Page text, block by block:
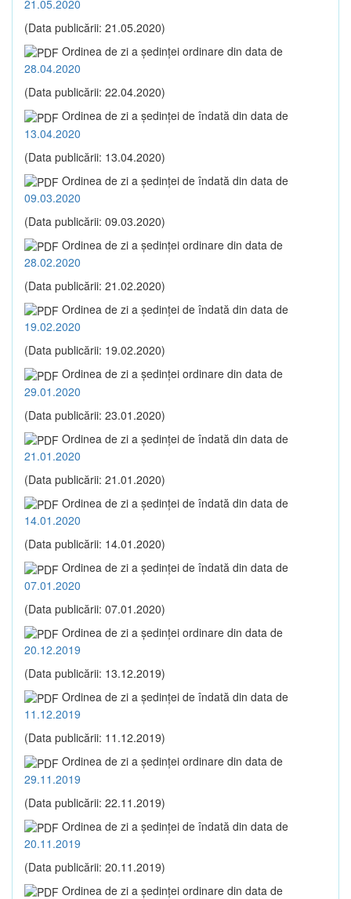
21.05.2020
(Data publicării: 21.05.2020)
Ordinea de zi a şedinţei ordinare din data de
28.04.2020
(Data publicării: 22.04.2020)
Ordinea de zi a şedinţei de îndată din data de
13.04.2020
(Data publicării: 13.04.2020)
Ordinea de zi a şedinţei de îndată din data de
09.03.2020
(Data publicării: 09.03.2020)
Ordinea de zi a şedinţei ordinare din data de
28.02.2020
(Data publicării: 21.02.2020)
Ordinea de zi a şedinţei de îndată din data de
19.02.2020
(Data publicării: 19.02.2020)
Ordinea de zi a şedinţei ordinare din data de
29.01.2020
(Data publicării: 23.01.2020)
Ordinea de zi a şedinţei de îndată din data de
21.01.2020
(Data publicării: 21.01.2020)
Ordinea de zi a şedinţei de îndată din data de
14.01.2020
(Data publicării: 14.01.2020)
Ordinea de zi a şedinţei de îndată din data de
07.01.2020
(Data publicării: 07.01.2020)
Ordinea de zi a şedinţei ordinare din data de
20.12.2019
(Data publicării: 13.12.2019)
Ordinea de zi a şedinţei de îndată din data de
11.12.2019
(Data publicării: 11.12.2019)
Ordinea de zi a şedinţei ordinare din data de
29.11.2019
(Data publicării: 22.11.2019)
Ordinea de zi a şedinţei de îndată din data de
20.11.2019
(Data publicării: 20.11.2019)
Ordinea de zi a şedinţei ordinare din data de